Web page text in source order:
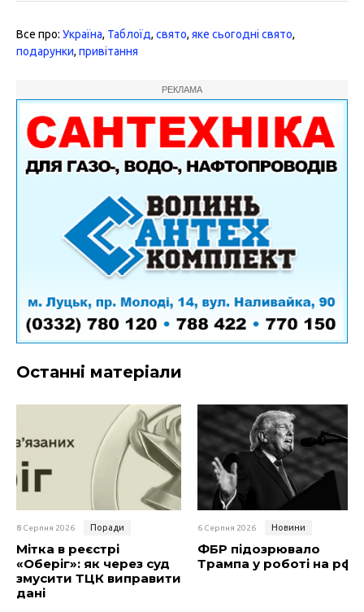
Все про: Україна, Таблоїд, свято, яке сьогодні свято,
подарунки, привітання
РЕКЛАМА
Останні матеріали
8 Серпня 2026 Поради
Мітка в реєстрі
«Оберіг»: як через суд
змусити ТЦК виправити
дані
6 Серпня 2026 Новини
ФБР підозрювало
Трампа у роботі на рф